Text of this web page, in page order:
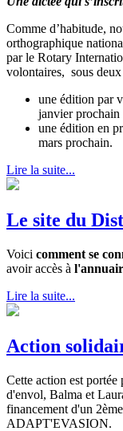
Comme d’habitude,
orthographique
par le Rotary
volontaires, sous deux
une édition par
janvier prochain
une édition en
mars prochain.
Lire la suite...
Le site du
Voici comment se
avoir accès à
Lire la suite...
Action
Cette action est
d'envol, Balma et
financement d'un
ADAPT'EVASION.